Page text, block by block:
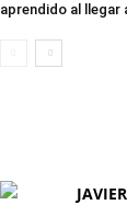
aprendido al llegar